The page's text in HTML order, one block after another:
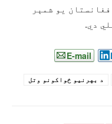
یو شمېر
دي.
E-mail
د بهرنیو ځواکونو وتل